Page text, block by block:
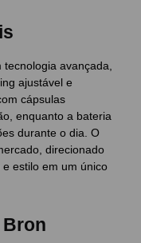
avançada,
ajustável e
cápsulas
enquanto a bateria
durante o dia. O
direcionado
estilo em um único